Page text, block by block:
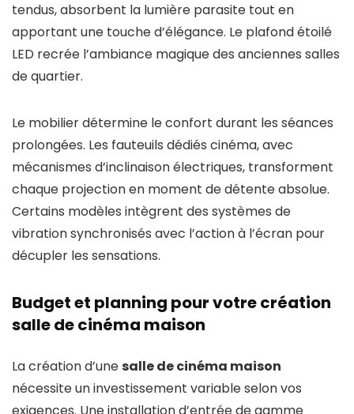
tendus, absorbent la lumière parasite tout en
apportant une touche d’élégance. Le plafond étoilé
LED recrée l’ambiance magique des anciennes salles
de quartier.
Le mobilier détermine le confort durant les séances
prolongées. Les fauteuils dédiés cinéma, avec
mécanismes d’inclinaison électriques, transforment
chaque projection en moment de détente absolue.
Certains modèles intègrent des systèmes de
vibration synchronisés avec l’action à l’écran pour
décupler les sensations.
Budget et planning pour votre création
salle de cinéma maison
La création d’unesalle de cinéma maison
nécessite un investissement variable selon vos